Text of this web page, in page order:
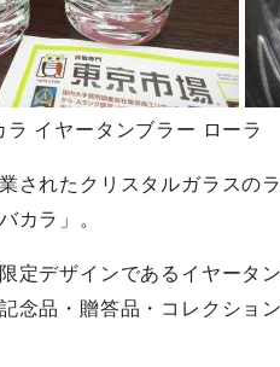
イヤータンブラー ローラ
されたクリスタルガラスの
カラ」。
定デザインであるイヤータ
念品・贈答品・コレクショ